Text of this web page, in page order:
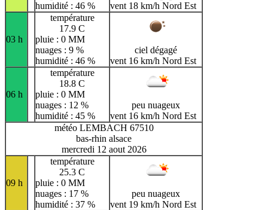
humidité : 46 %
vent 18 km/h Nord Est
03 h
température
17.9 C
pluie : 0 MM
nuages : 9 %
humidité : 46 %
ciel dégagé
vent 16 km/h Nord Est
06 h
température
18.8 C
pluie : 0 MM
nuages : 12 %
humidité : 45 %
peu nuageux
vent 16 km/h Nord Est
météo LEMBACH 67510
bas-rhin alsace
mercredi 12 aout 2026
09 h
température
25.3 C
pluie : 0 MM
nuages : 17 %
humidité : 37 %
peu nuageux
vent 19 km/h Nord Est